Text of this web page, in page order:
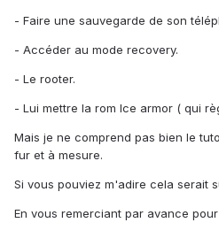
- Faire une sauvegarde de son
- Accéder au mode recovery.
- Le rooter.
- Lui mettre la rom Ice armor ( qui
Mais je ne comprend pas bien le
fur et à mesure.
Si vous pouviez m'adire cela serait
En vous remerciant par avance